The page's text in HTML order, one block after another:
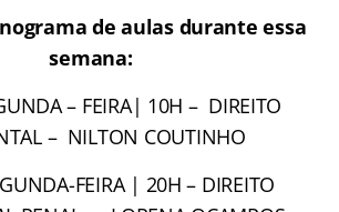
de aulas durante essa
semana:
– FEIRA| 10H – DIREITO
– NILTON COUTINHO
FEIRA | 20H – DIREITO